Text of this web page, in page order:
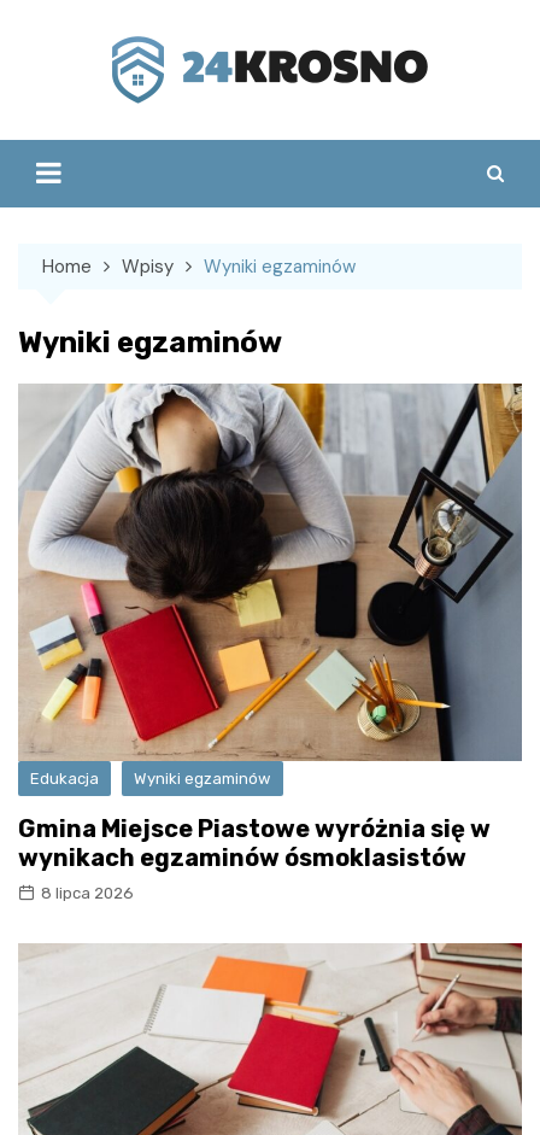
Home Wpisy Wyniki egzaminów
Wyniki egzaminów
Edukacja Wyniki egzaminów
Gmina Miejsce Piastowe wyróżnia się w
wynikach egzaminów ósmoklasistów
8 lipca 2026